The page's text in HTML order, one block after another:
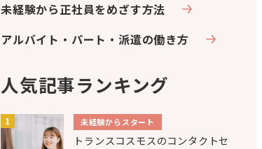
未経験から正社員をめざす方法
アルバイト・パート・派遣の働き方
人気記事ランキング
未経験からスタート
トランスコスモスのコンタクトセ